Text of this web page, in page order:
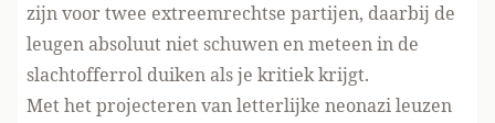
zijn voor twee extreemrechtse partijen, daarbij de
leugen absoluut niet schuwen en meteen in de
slachtofferrol duiken als je kritiek krijgt.
Met hetprojecteren van letterlijke neonazi leuzen